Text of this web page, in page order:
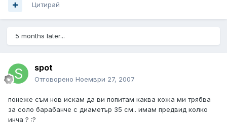
Цитирай
5 months later...
spot
Отговорено Ноември 27, 2007
понеже съм нов искам да ви попитам каква кожа ми трябва
за соло барабанче с диаметър 35 см.. имам предвид колко
инча ? :?